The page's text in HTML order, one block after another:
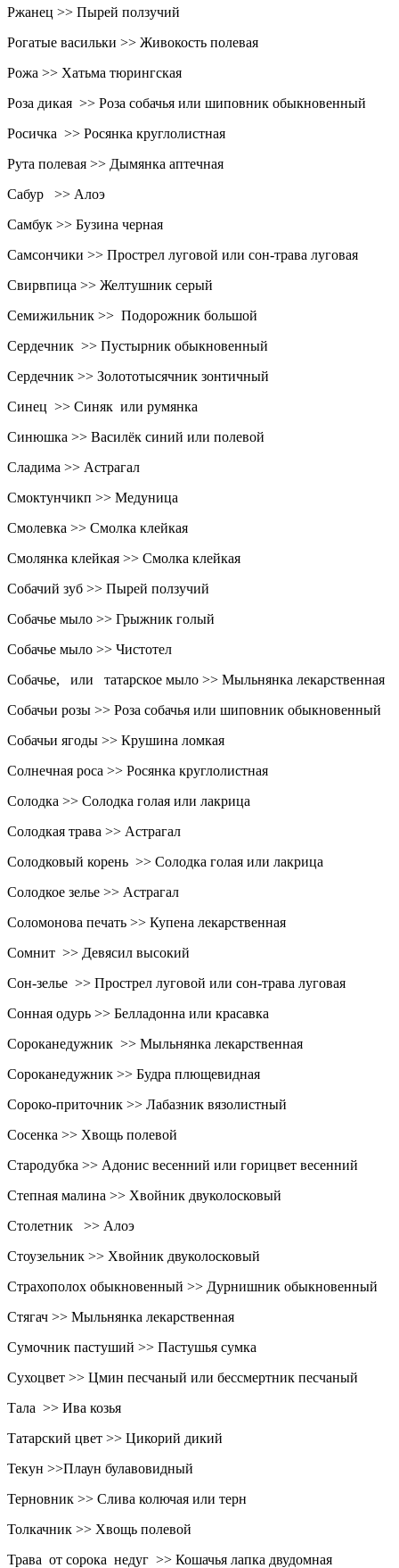
Ржанец >> Пырей ползучий
Рогатые васильки >> Живокость полевая
Рожа >> Хатьма тюрингская
Роза дикая >> Роза собачья или шиповник обыкновенный
Росичка >> Росянка круглолистная
Рута полевая >> Дымянка аптечная
Сабур >> Алоэ
Самбук >> Бузина черная
Самсончики >> Прострел луговой или сон-трава луговая
Свирвпица >> Желтушник серый
Семижильник >> Подорожник большой
Сердечник >> Пустырник обыкновенный
Сердечник >> Золототысячник зонтичный
Синец >> Синяк или румянка
Синюшка >> Василёк синий или полевой
Сладима >> Астрагал
Смоктунчикп >> Медуница
Смолевка >> Смолка клейкая
Смолянка клейкая >> Смолка клейкая
Собачий зуб >> Пырей ползучий
Собачье мыло >> Грыжник голый
Собачье мыло >> Чистотел
Собачье, или татарское мыло >> Мыльнянка лекарственная
Собачьи розы >> Роза собачья или шиповник обыкновенный
Собачьи ягоды >> Крушина ломкая
Солнечная роса >> Росянка круглолистная
Солодка >> Солодка голая или лакрица
Солодкая трава >> Астрагал
Солодковый корень >> Солодка голая или лакрица
Солодкое зелье >> Астрагал
Соломонова печать >> Купена лекарственная
Сомнит >> Девясил высокий
Сон-зелье >> Прострел луговой или сон-трава луговая
Сонная одурь >> Белладонна или красавка
Сороканедужник >> Мыльнянка лекарственная
Сороканедужник >> Будра плющевидная
Сороко-приточник >> Лабазник вязолистный
Сосенка >> Хвощь полевой
Стародубка >> Адонис весенний или горицвет весенний
Степная малина >> Хвойник двуколосковый
Столетник >> Алоэ
Стоузельник >> Хвойник двуколосковый
Страхополох обыкновенный >> Дурнишник обыкновенный
Стягач >> Мыльнянка лекарственная
Сумочник пастуший >> Пастушья сумка
Сухоцвет >> Цмин песчаный или бессмертник песчаный
Тала >> Ива козья
Татарский цвет >> Цикорий дикий
Текун >>Плаун булавовидный
Терновник >> Слива колючая или терн
Толкачник >> Хвощь полевой
Трава от сорока недуг >> Кошачья лапка двудомная